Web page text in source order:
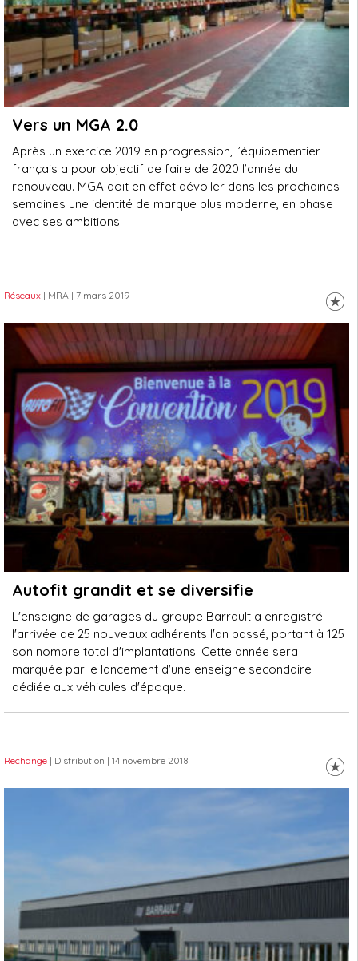
Vers un MGA 2.0
Après un exercice 2019 en progression, l’équipementier
français a pour objectif de faire de 2020 l’année du
renouveau. MGA doit en effet dévoiler dans les prochaines
semaines une identité de marque plus moderne, en phase
avec ses ambitions.
Réseaux | MRA | 7 mars 2019
Autofit grandit et se diversifie
L'enseigne de garages du groupe Barrault a enregistré
l'arrivée de 25 nouveaux adhérents l'an passé, portant à 125
son nombre total d'implantations. Cette année sera
marquée par le lancement d'une enseigne secondaire
dédiée aux véhicules d'époque.
Rechange | Distribution | 14 novembre 2018